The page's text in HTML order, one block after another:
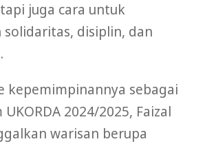
juga cara untuk
solidaritas, disiplin, dan
kepemimpinannya sebagai
2024/2025, Faizal
warisan berupa